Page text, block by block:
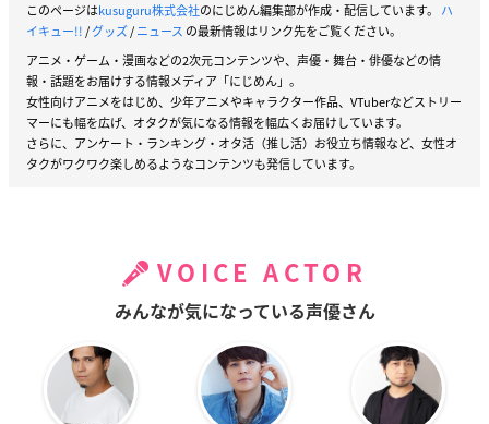
このページはkusuguru株式会社のにじめん編集部が作成・配信しています。 ハ
イキュー!!/グッズ/ニュース の最新情報はリンク先をご覧ください。
アニメ・ゲーム・漫画などの2次元コンテンツや、声優・舞台・俳優などの情
報・話題をお届けする情報メディア「にじめん」。
女性向けアニメをはじめ、少年アニメやキャラクター作品、VTuberなどストリー
マーにも幅を広げ、オタクが気になる情報を幅広くお届けしています。
さらに、アンケート・ランキング・オタ活（推し活）お役立ち情報など、女性オ
タクがワクワク楽しめるようなコンテンツも発信しています。
VOICE ACTOR
みんなが気になっている声優さん